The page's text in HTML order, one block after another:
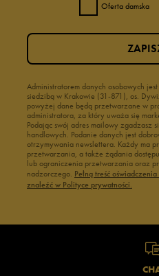
Oferta damska
Administratorem danych osobowych
siedzibą w Krakowie (31-871), os.
powyżej dane będą przetwarzane w
administratora, za który uważa się
Podając swój adres mailowy zgadzasz
handlowych. Podanie danych jest
otrzymywania newslettera. Każdy ma
przetwarzania, a także żądania
lub ograniczenia przetwarzania oraz
nadzorczego. Pełną treść
znaleźć w Polityce prywatności.